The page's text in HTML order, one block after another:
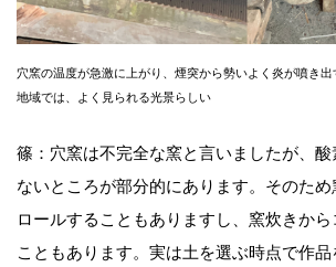
穴窯の温度が急激に上がり、煙突から勢いよく炎が噴き
地域では、よく見られる光景らしい
篠：穴窯は不完全な窯と言いましたが、酸
ないところが部分的にあります。そのため
ロールすることもありますし、窯炊きか
こともあります。実は土を選ぶ時点で作品